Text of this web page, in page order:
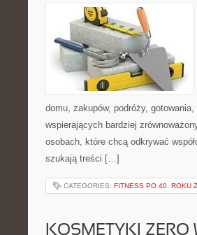
domu, zakupów, podróży,
wspierających bardziej
osobach, które chcą odkrywać
szukają treści […]
CATEGORIES: FITNESS PO 40. ROKU
KOSMETYKI ZERO